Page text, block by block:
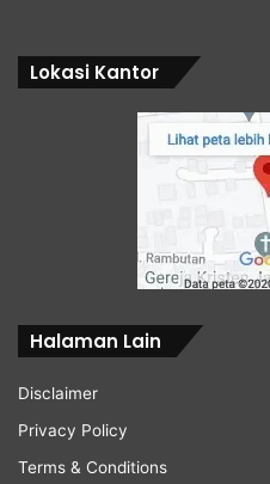
Lokasi Kantor
Halaman Lain
Disclaimer
Privacy Policy
Terms & Conditions